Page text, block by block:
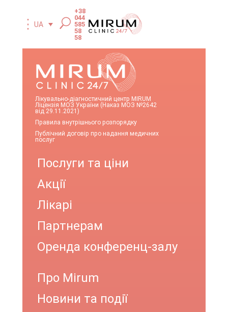
UA
+38
044
585
58
58
Лікувально-діагностичний центр MIRUM
Ліцензія МОЗ України (Наказ МОЗ №2642
від 29.11.2021)
Правила внутрішнього розпорядку
Публічний договір про надання медичних
послуг
Послуги та ціни
Акції
Лікарі
Партнерам
Оренда конференц-залу
Про Mirum
Новини та події